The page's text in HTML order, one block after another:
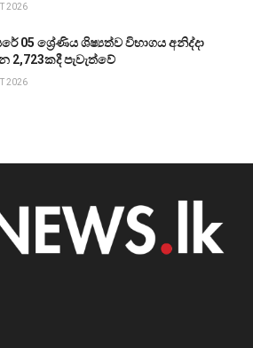
2026
05 ශ්‍රේණිය ශිෂ්‍යත්ව විභාගය අනිද්දා
2,723කදී පැවැත්වේ
2026